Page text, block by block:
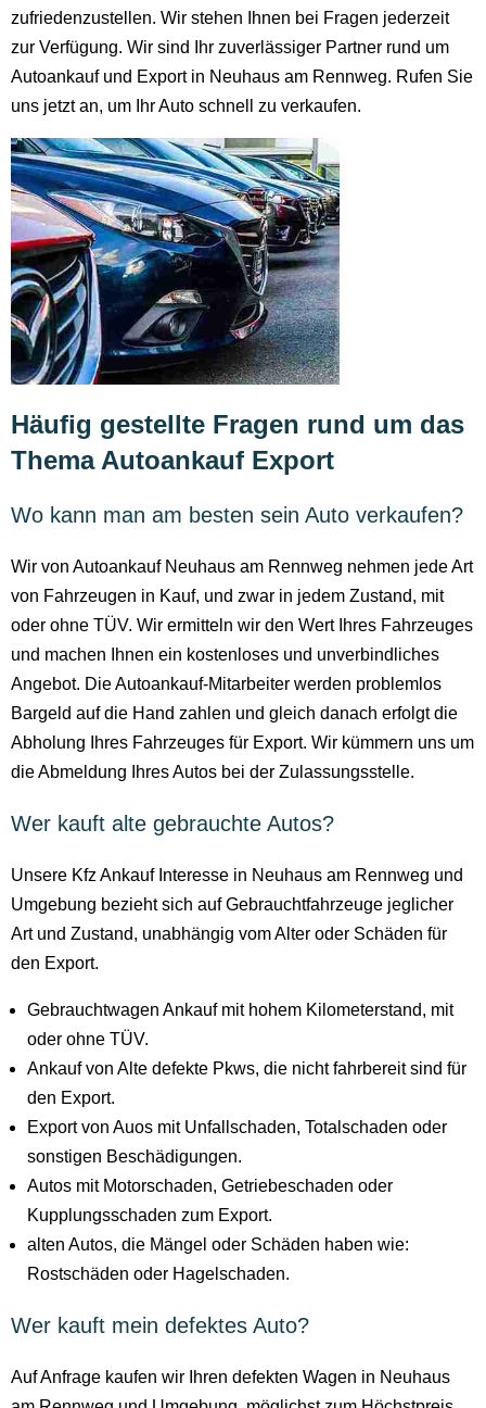
zufriedenzustellen. Wir stehen Ihnen bei Fragen jederzeit
zur Verfügung. Wir sind Ihr zuverlässiger Partner rund um
Autoankauf und Export in Neuhaus am Rennweg. Rufen Sie
uns jetzt an, um Ihr Auto schnell zu verkaufen.
Häufig gestellte Fragen rund um das
Thema Autoankauf Export
Wo kann man am besten sein Auto verkaufen?
Wir von Autoankauf Neuhaus am Rennweg nehmen jede Art
von Fahrzeugen in Kauf, und zwar in jedem Zustand, mit
oder ohne TÜV. Wir ermitteln wir den Wert Ihres Fahrzeuges
und machen Ihnen ein kostenloses und unverbindliches
Angebot. Die Autoankauf-Mitarbeiter werden problemlos
Bargeld auf die Hand zahlen und gleich danach erfolgt die
Abholung Ihres Fahrzeuges für Export. Wir kümmern uns um
die Abmeldung Ihres Autos bei der Zulassungsstelle.
Wer kauft alte gebrauchte Autos?
Unsere Kfz Ankauf Interesse in Neuhaus am Rennweg und
Umgebung bezieht sich auf Gebrauchtfahrzeuge jeglicher
Art und Zustand, unabhängig vom Alter oder Schäden für
den Export.
Gebrauchtwagen Ankauf mit hohem Kilometerstand, mit
oder ohne TÜV.
Ankauf von Alte defekte Pkws, die nicht fahrbereit sind für
den Export.
Export von Auos mit Unfallschaden, Totalschaden oder
sonstigen Beschädigungen.
Autos mit Motorschaden, Getriebeschaden oder
Kupplungsschaden zum Export.
alten Autos, die Mängel oder Schäden haben wie:
Rostschäden oder Hagelschaden.
Wer kauft mein defektes Auto?
Auf Anfrage kaufen wir Ihren defekten Wagen in Neuhaus